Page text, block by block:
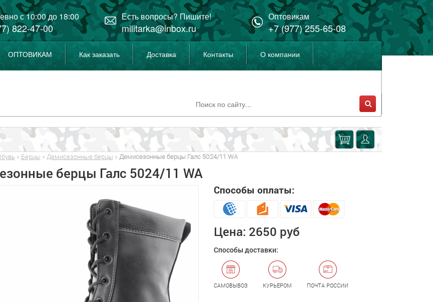
с 10:00 до 18:00
822-47-00
Есть вопросы? Пишите!
militarka@inbox.ru
Оптовикам
+7 (977) 255-65-08
ОПТОВИКАМ Как заказать Доставка Контакты О компании
» Берцы » Демисезонные берцы » Демисезонные берцы Галс 5024/11 WA
берцы Галс 5024/11 WA
Способы оплаты:
Цена: 2650 руб
Способы доставки:
САМОВЫВОЗ КУРЬЕРОМ ПОЧТА РОССИИ